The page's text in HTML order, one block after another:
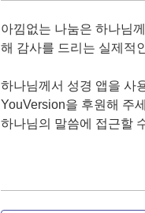
아낌없는 나눔은 하나님
해 감사를 드리는 실제적
하나님께서 성경 앱을 사
YouVersion을 후원해 주
하나님의 말씀에 접근할